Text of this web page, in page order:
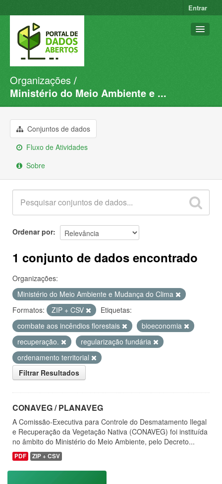
Entrar
Conjuntos de dados
Organizações
Sobre
Organizações
Ministério do Meio Ambiente e ...
Conjuntos de dados
Fluxo de Atividades
Sobre
Ordenar por
1 conjunto de dados encontrado
Organizações:
Ministério do Meio Ambiente e Mudança do Clima
Formatos:
ZIP + CSV
Etiquetas:
combate aos incêndios florestais
bioeconomia
recuperação.
regularização fundária
ordenamento territorial
Filtrar Resultados
CONAVEG / PLANAVEG
A Comissão-Executiva para Controle do Desmatamento Ilegal
e Recuperação da Vegetação Nativa (CONAVEG) foi instituída
no âmbito do Ministério do Meio Ambiente, pelo Decreto...
PDF ZIP + CSV